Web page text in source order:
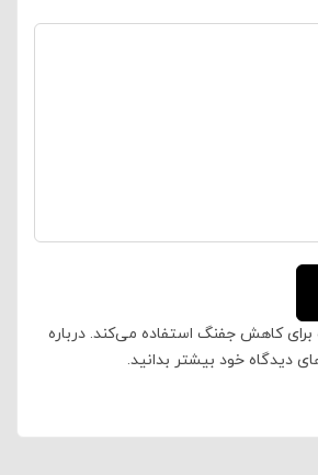
کاهش جفنگ استفاده می‌کند. درباره
دیدگاه خود بیشتر بدانید.